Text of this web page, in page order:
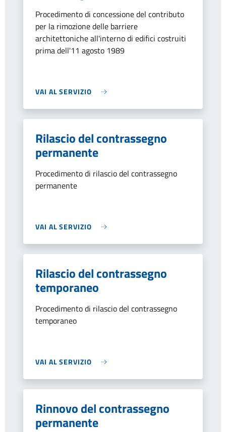
Procedimento di concessione del contributo
per la rimozione delle barriere
architettoniche all'interno di edifici costruiti
prima dell'11 agosto 1989
VAI AL SERVIZIO
Rilascio del contrassegno
permanente
Procedimento di rilascio del contrassegno
permanente
VAI AL SERVIZIO
Rilascio del contrassegno
temporaneo
Procedimento di rilascio del contrassegno
temporaneo
VAI AL SERVIZIO
Rinnovo del contrassegno
permanente